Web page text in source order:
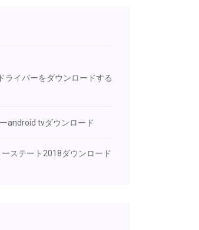
ライバーをダウンロードする
android tvダウンロード
ステート2018ダウンロード